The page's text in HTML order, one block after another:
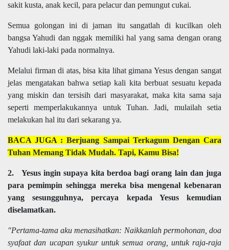
sakit kusta, anak kecil, para pelacur dan pemungut cukai.
Semua golongan ini di jaman itu sangatlah di kucilkan oleh
bangsa Yahudi dan nggak memiliki hal yang sama dengan orang
Yahudi laki-laki pada normalnya.
Melalui firman di atas, bisa kita lihat gimana Yesus dengan sangat
jelas mengatakan bahwa setiap kali kita berbuat sesuatu kepada
yang miskin dan tersisih dari masyarakat, maka kita sama saja
seperti memperlakukannya untuk Tuhan. Jadi, mulailah setia
melakukan hal itu dari sekarang ya.
BACA JUGA :Berjuang Sampai Terkagum Dengan Cara
Tuhan Memang Tidak Mudah. Tapi, Kamu Bisa!
2. Yesus ingin supaya kita berdoa bagi orang lain dan juga
para pemimpin sehingga mereka bisa mengenal kebenaran
yang sesungguhnya, percaya kepada Yesus kemudian
diselamatkan.
"Pertama-tama aku menasihatkan: Naikkanlah permohonan, doa
syafaat dan ucapan syukur untuk semua orang, untuk raja-raja